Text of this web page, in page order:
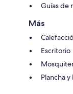
Guías de
Más
Escritorio
Plancha